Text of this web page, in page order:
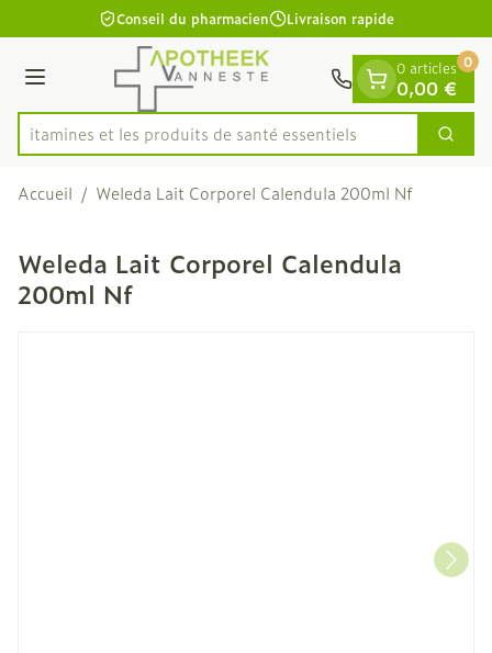
Aller au contenu
1 de 1
Conseil du pharmacien Livraison rapide
Menu
Rechercher
vitamines et les produits de santé essentiels
0 articles
0,00 €
0
Accueil / Weleda Lait Corporel Calendula 200ml Nf
Weleda Lait Corporel Calendula
200ml Nf